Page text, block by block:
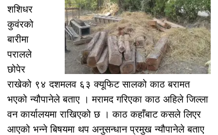
शशिधर
कुवंरको
बारीमा
परालले
छोपेर
राखेको ९४ दशमलव ६३ क्यूफिट सालको काठ बरामत
भएको न्यौपानेले बताए । मरामद गरिएका काठ अहिले जिल्ला
वन कार्यालयमा राखिएको छ । काठ कहाँबाट कसले लिएर
आएको भन्ने बिषयमा थप अनुसन्धान प्रमुख न्यौपानेले बताए